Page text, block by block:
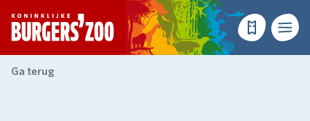
- Homepagina
TicketsMenu
Ga terug